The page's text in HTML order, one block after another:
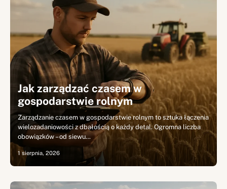
Jak zarządzać czasem w
gospodarstwie rolnym
Zarządzanie czasem w gospodarstwie rolnym to sztuka łączenia
wielozadaniowości z dbałością o każdy detal. Ogromna liczba
obowiązków – od siewu…
1 sierpnia, 2026